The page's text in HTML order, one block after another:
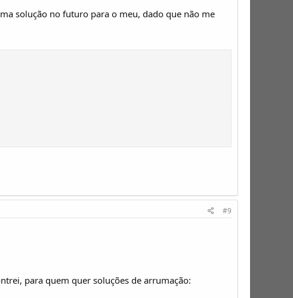
solução no futuro para o meu, dado que não me
#9
para quem quer soluções de arrumação: